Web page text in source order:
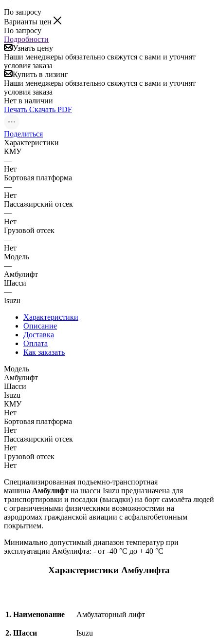
По запросу
Варианты цен
По запросу
Подробности
Узнать цену
Наши менеджеры обязательно свяжутся с вами и уточнят
условия заказа
Купить в лизинг
Наши менеджеры обязательно свяжутся с вами и уточнят
условия заказа
Нет в наличии
Печать Скачать PDF
Поделиться
Характеристики
КМУ
—
Нет
Бортовая платформа
—
Нет
Пассажирский отсек
—
Нет
Грузовой отсек
—
Нет
Модель
—
Амбулифт
Шасси
—
Isuzu
Характеристики
Описание
Доставка
Оплата
Как заказать
Модель
Амбулифт
Шасси
Isuzu
КМУ
Нет
Бортовая платформа
Нет
Пассажирский отсек
Нет
Грузовой отсек
Нет
Специализированная подъемно-транспортная
машина Амбулифт на шасси Isuzu предназначена для
транспортировки и посадки (высадки) на борт самолёта людей
с ограниченными физическими возможностями на
аэродромах гражданской авиации с асфальтобетонным
покрытием.
Минимально допустимый диапазон температур при
эксплуатации Амбулифта: - от -40 °С до + 40 °С
Характеристики Амбулифта
1. Наименование Амбулаторный лифт
2. Шасси
Isuzu